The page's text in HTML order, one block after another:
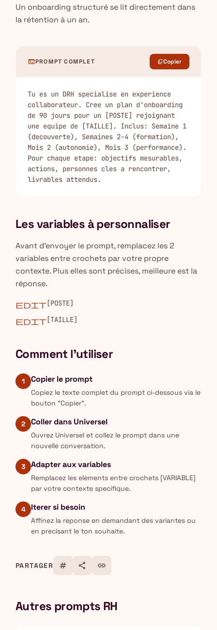
Un onboarding structuré se lit directement dans
la rétention à un an.
terminalPROMPT COMPLET content_copyCopier
Tu es un DRH specialise en experience
collaborateur. Cree un plan d'onboarding
de 90 jours pour un [POSTE] rejoignant
une equipe de [TAILLE]. Inclus: Semaine 1
(decouverte), Semaines 2-4 (formation),
Mois 2 (autonomie), Mois 3 (performance).
Pour chaque etape: objectifs mesurables,
actions, personnes cles a rencontrer,
livrables attendus.
Les variables à personnaliser
Avant d'envoyer le prompt, remplacez les 2
variables entre crochets par votre propre
contexte. Plus elles sont précises, meilleure est la
réponse.
edit[POSTE]
edit[TAILLE]
Comment l'utiliser
1 Copier le prompt
Copiez le texte complet du prompt ci-dessous via le
bouton "Copier".
2 Coller dans Universel
Ouvrez Universel et collez le prompt dans une
nouvelle conversation.
3 Adapter aux variables
Remplacez les elements entre crochets [VARIABLE]
par votre contexte specifique.
4 Iterer si besoin
Affinez la reponse en demandant des variantes ou
en precisant le ton souhaite.
PARTAGER tag share link
Autres prompts RH